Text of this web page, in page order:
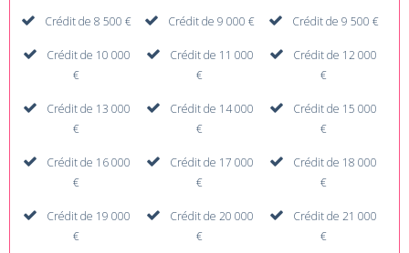
Crédit de 8 500 € Crédit de 9 000 € Crédit de 9 500 €
Crédit de 10 000
€
Crédit de 11 000
€
Crédit de 12 000
€
Crédit de 13 000
€
Crédit de 14 000
€
Crédit de 15 000
€
Crédit de 16 000
€
Crédit de 17 000
€
Crédit de 18 000
€
Crédit de 19 000
€
Crédit de 20 000
€
Crédit de 21 000
€